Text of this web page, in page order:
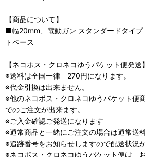
【商品について】
■幅20mm、電動ガン スタンダードタイプ
トベース
【ネコポス・クロネコゆうパケット便発送】
※送料は全国一律 270円になります。
※代金引換は出来ません。
※他のネコポス・クロネコゆうパケット便
でのご注文が出来ます。
※ご入金確認ご発送になります
※通常商品と一緒にご注文の場合は通常送
※追跡番号をお知らせしますので配送状況
※ネコポス・クロネコゆうパケット便は、